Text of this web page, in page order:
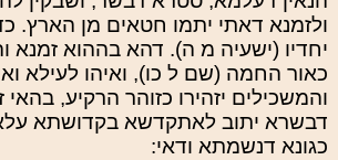
ולזמנא דאתי יתמו חטאים מן הארץ.
יחדיו (ישעיה מ ה). דהא בההוא זמנא
כאור החמה (שם ל כו), ואיהו לעילא
והמשכילים יזהירו כזוהר הרקיע, בהאי
דבשרא יתוב לאתקדשא בקדושתא
כגונא דנשמתא ודאי: